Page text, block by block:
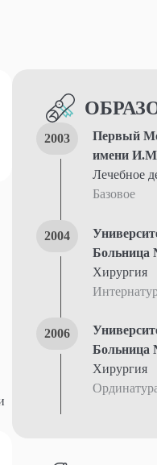
2003
Первый
имени
Лечебное
Базовое
2004
Больница
Хирургия
2006
Больница
Хирургия